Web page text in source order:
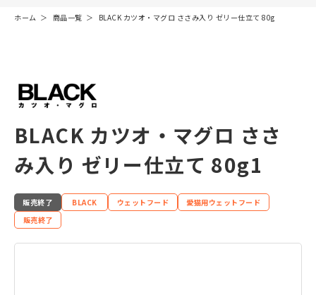
ホーム 商品一覧 BLACK カツオ・マグロ ささみ入り ゼリー仕立て 80g
BLACK カツオ・マグロ ささ
み入り ゼリー仕立て 80g1
販売終了 BLACK ウェットフード
愛猫用ウェットフード
販売終了